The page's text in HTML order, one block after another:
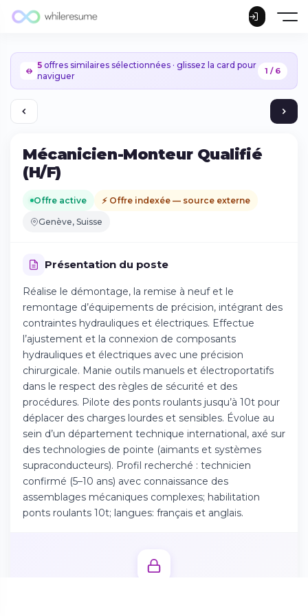
5 offres similaires sélectionnées · glissez la card pour
naviguer
1 / 6
Mécanicien-Monteur Qualifié
(H/F)
Offre active ⚡ Offre indexée — source externe
Genève, Suisse
Présentation du poste
Réalise le démontage, la remise à neuf et le
remontage d’équipements de précision, intégrant des
contraintes hydrauliques et électriques. Effectue
l’ajustement et la connexion de composants
hydrauliques et électriques avec une précision
chirurgicale. Manie outils manuels et électroportatifs
dans le respect des règles de sécurité et des
procédures. Pilote des ponts roulants jusqu’à 10t pour
déplacer des charges lourdes et sensibles. Évolue au
sein d’un département technique international, axé sur
des technologies de pointe (aimants et systèmes
supraconducteurs). Profil recherché : technicien
confirmé (5–10 ans) avec connaissance des
assemblages mécaniques complexes; habilitation
ponts roulants 10t; langues: français et anglais.
Continuer sur iPhone
Téléchargez l'app sur l'App Store
Continuer sur Android
Se connecter sur le web
Accédez à votre compte depuis votre
navigateur